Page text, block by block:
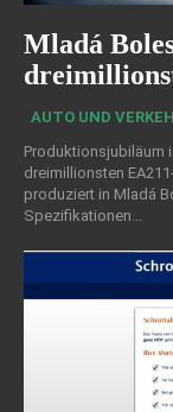
Mladá
AUTO UND
Produktionsjubiläum
dreimillionsten
produziert in Mladá
Spezifikationen...